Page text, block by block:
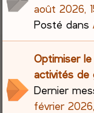
août 2026,
Posté dans
Optimiser
activités de
Dernier
février